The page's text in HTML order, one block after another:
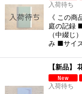
入荷待ち
《 この
庭の記録
（中綴じ
み ■サイ
【新品】
入荷待ち